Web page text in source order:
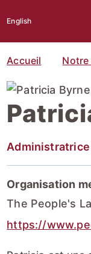
English
Accueil Notre
Administratrice
Organisation
The People's
https://